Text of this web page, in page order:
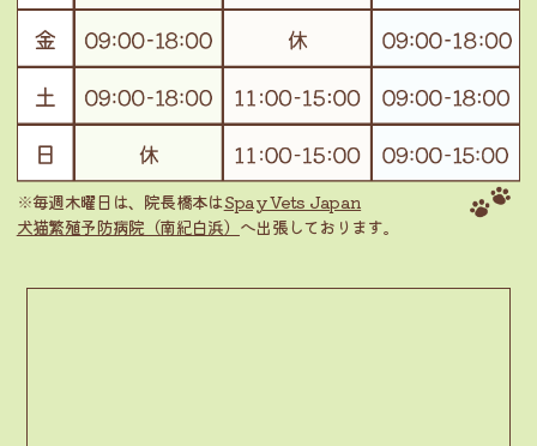
※毎週木曜日は、院長橋本はSpay Vets Japan
犬猫繁殖予防病院（南紀白浜） へ出張しております。